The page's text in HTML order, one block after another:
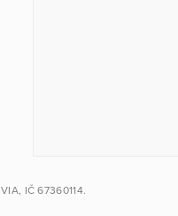
, IČ 67360114.